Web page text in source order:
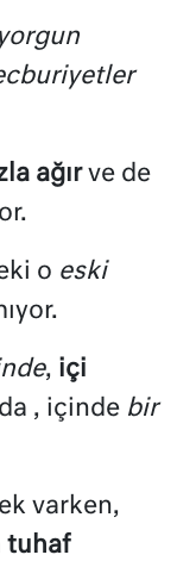
yorgun
ağır ve de
o eski
, içi
, içinde bir
varken,
tuhaf